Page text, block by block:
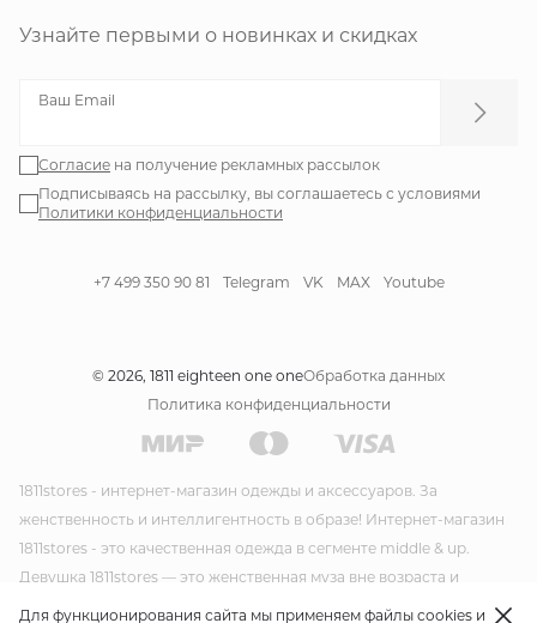
Для функционирования сайта мы применяем файлы cookies и
Узнайте первыми о новинках и скидках
Ваш Email
Согласие на получение рекламных рассылок
Подписываясь на рассылку, вы соглашаетесь с условиями
Политики конфиденциальности
+7 499 350 90 81 Telegram VK MAX Youtube
© 2026, 1811 eighteen one oneОбработка данных
Политика конфиденциальности
1811stores - интернет-магазин одежды и аксессуаров. За
женственность и интеллигентность в образе! Интернет-магазин
1811stores - это качественная одежда в сегменте middle & up.
Девушка 1811stores — это женственная муза вне возраста и
времени. Красивая и утонченная она несет благородство и стиль